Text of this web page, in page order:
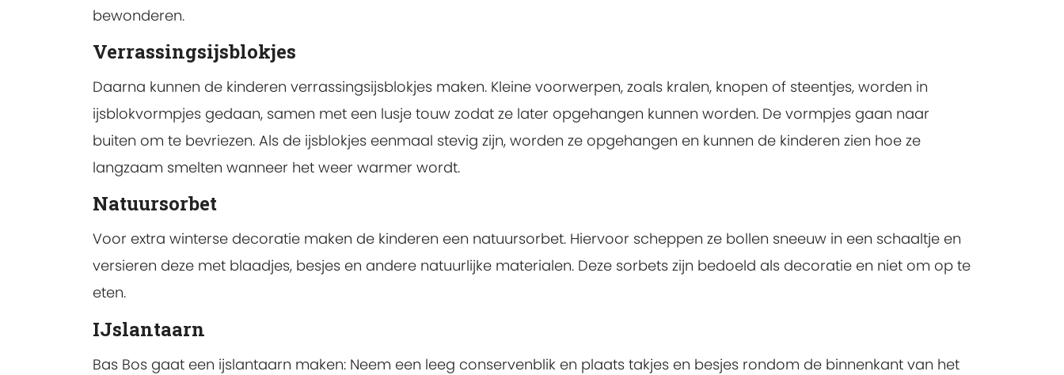
bewonderen.
Verrassingsijsblokjes
Daarna kunnen de kinderen verrassingsijsblokjes maken. Kleine voorwerpen, zoals kralen, knopen of steentjes, worden in
ijsblokvormpjes gedaan, samen met een lusje touw zodat ze later opgehangen kunnen worden. De vormpjes gaan naar
buiten om te bevriezen. Als de ijsblokjes eenmaal stevig zijn, worden ze opgehangen en kunnen de kinderen zien hoe ze
langzaam smelten wanneer het weer warmer wordt.
Natuursorbet
Voor extra winterse decoratie maken de kinderen een natuursorbet. Hiervoor scheppen ze bollen sneeuw in een schaaltje en
versieren deze met blaadjes, besjes en andere natuurlijke materialen. Deze sorbets zijn bedoeld als decoratie en niet om op te
eten.
IJslantaarn
Bas Bos gaat een ijslantaarn maken: Neem een leeg conservenblik en plaats takjes en besjes rondom de binnenkant van het